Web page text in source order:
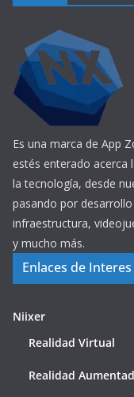
Es una marca de App
estés enterado acerca
la tecnología, desde
pasando por
infraestructura,
y mucho más.
Enlaces de Interes
Niixer
Realidad Virtual
Realidad